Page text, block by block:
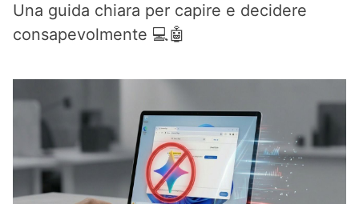
Una guida chiara per capire e decidere
consapevolmente 💻🤖